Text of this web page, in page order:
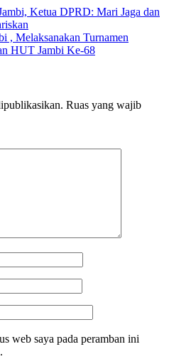
Ketua DPRD: Mari Jaga dan
, Melaksanakan Turnamen
HUT Jambi Ke-68
Ruas yang wajib
web saya pada peramban ini